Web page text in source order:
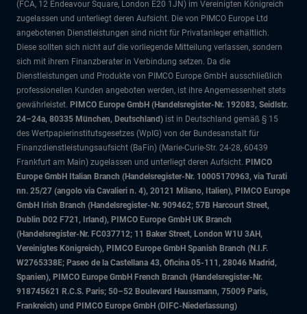
(FCA, 12 Endeavour Square, London E20 1JN) im Vereinigten Königreich
zugelassen und unterliegt deren Aufsicht. Die von PIMCO Europe Ltd
angebotenen Dienstleistungen sind nicht für Privatanleger erhältlich.
Diese sollten sich nicht auf die vorliegende Mitteilung verlassen, sondern
sich mit ihrem Finanzberater in Verbindung setzen. Da die
Dienstleistungen und Produkte von PIMCO Europe GmbH ausschließlich
professionellen Kunden angeboten werden, ist ihre Angemessenheit stets
gewährleistet. PIMCO Europe GmbH (Handelsregister-Nr. 192083, Seidlstr.
24–24a, 80335 München, Deutschland) ist in Deutschland gemäß § 15
des Wertpapierinstitutsgesetzes (WpIG) von der Bundesanstalt für
Finanzdienstleistungsaufsicht (BaFin) (Marie-Curie-Str. 24-28, 60439
Frankfurt am Main) zugelassen und unterliegt deren Aufsicht. PIMCO
Europe GmbH Italian Branch (Handelsregister-Nr. 10005170963, via Turati
nn. 25/27 (angolo via Cavalieri n. 4), 20121 Milano, Italien), PIMCO Europe
GmbH Irish Branch (Handelsregister-Nr. 909462; 57B Harcourt Street,
Dublin D02 F721, Irland), PIMCO Europe GmbH UK Branch
(Handelsregister-Nr. FC037712; 11 Baker Street, London W1U 3AH,
Vereinigtes Königreich), PIMCO Europe GmbH Spanish Branch (N.I.F.
W2765338E; Paseo de la Castellana 43, Oficina 05-111, 28046 Madrid,
Spanien), PIMCO Europe GmbH French Branch (Handelsregister-Nr.
918745621 R.C.S. Paris; 50–52 Boulevard Haussmann, 75009 Paris,
Frankreich) und PIMCO Europe GmbH (DIFC-Niederlassung)